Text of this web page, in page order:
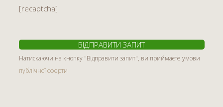
[recaptcha]
Натискаючи на кнопку "Відправити запит", ви приймаєте умови
публічної оферти